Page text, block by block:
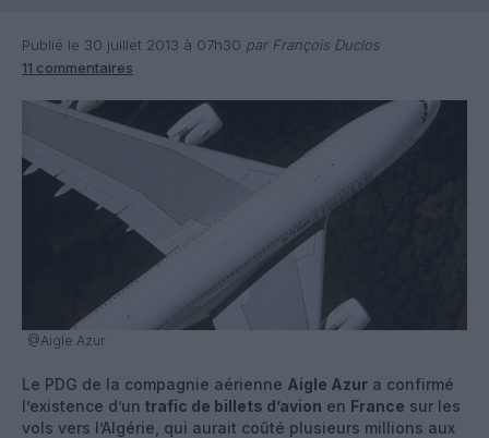
Publié le 30 juillet 2013 à 07h30 par François Duclos
11 commentaires
@Aigle Azur
Le PDG de la compagnie aérienne Aigle Azur a confirmé
l’existence d’un trafic de billets d’avion en France sur les
vols vers l’Algérie, qui aurait coûté plusieurs millions aux